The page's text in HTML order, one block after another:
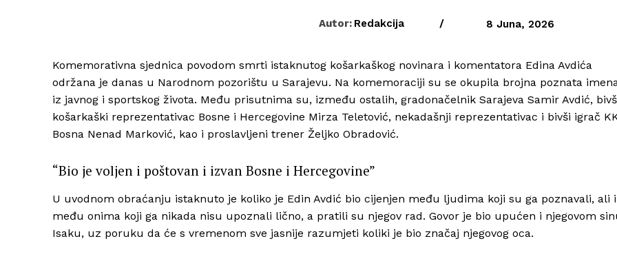
Autor: Redakcija / 8 Juna, 2026
Komemorativna sjednica povodom smrti istaknutog košarkaškog novinara i komentatora Edina Avdića
održana je danas u Narodnom pozorištu u Sarajevu. Na komemoraciji su se okupila brojna poznata
iz javnog i sportskog života. Među prisutnima su, između ostalih, gradonačelnik Sarajeva Samir Avdić,
košarkaški reprezentativac Bosne i Hercegovine Mirza Teletović, nekadašnji reprezentativac i bivši igrač
Bosna Nenad Marković, kao i proslavljeni trener Željko Obradović.
“Bio je voljen i poštovan i izvan Bosne i Hercegovine”
U uvodnom obraćanju istaknuto je koliko je Edin Avdić bio cijenjen među ljudima koji su ga poznavali, ali i
među onima koji ga nikada nisu upoznali lično, a pratili su njegov rad. Govor je bio upućen i njegovom
Isaku, uz poruku da će s vremenom sve jasnije razumjeti koliki je bio značaj njegovog oca.